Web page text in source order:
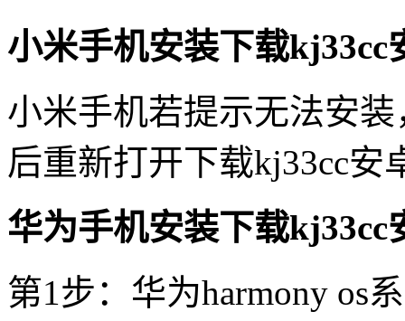
小米手机安装下载kj33cc
小米手机若提示无法安
后重新打开下载kj33cc安
华为手机安装下载kj33cc
第1步：华为harmony os